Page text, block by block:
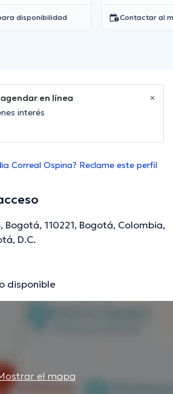
disponibilidad Contactar al
en línea
interés
Correal Ospina? Reclame este perfil
Bogotá, 110221, Bogotá, Colombia,
D.C.
disponible
el mapa